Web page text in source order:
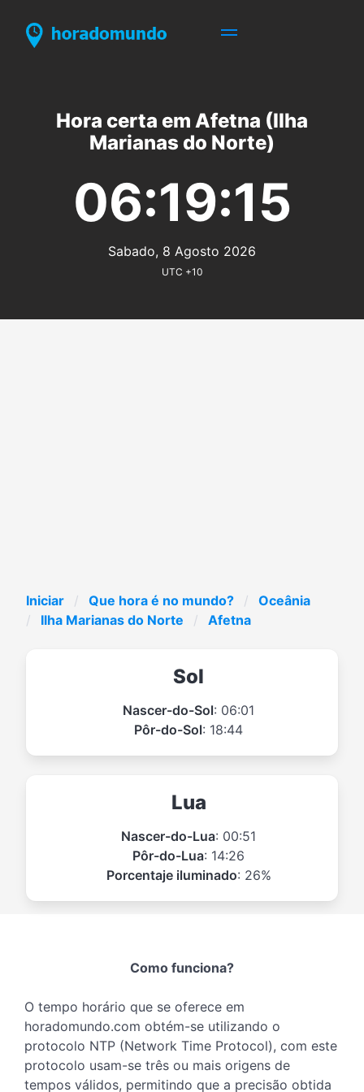
Hora certa em Afetna (Ilha
Marianas do Norte)
06:19:15
Sabado, 8 Agosto 2026
UTC +10
Iniciar Que hora é no mundo?
Oceânia
Ilha Marianas do Norte
Afetna
Sol
Nascer-do-Sol: 06:01
Pôr-do-Sol: 18:44
Lua
Nascer-do-Lua: 00:51
Pôr-do-Lua: 14:26
Porcentaje iluminado: 26%
Como funciona?
O tempo horário que se oferece em
horadomundo.com obtém-se utilizando o
protocolo NTP (Network Time Protocol), com este
protocolo usam-se três ou mais origens de
tempos válidos, permitindo que a precisão obtida